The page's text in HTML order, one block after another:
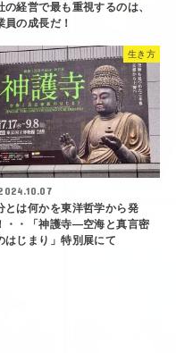
の経営で最も重視するのは、
員の成長だ！
生き方
とは何かを東洋哲学から発
・・「神護寺―空海と真言密
はじまり」特別展にて